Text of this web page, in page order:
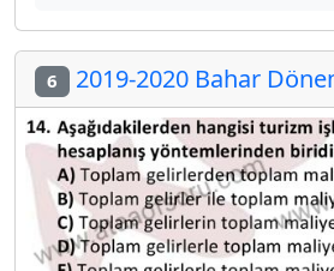
6 2019-2020 Bahar